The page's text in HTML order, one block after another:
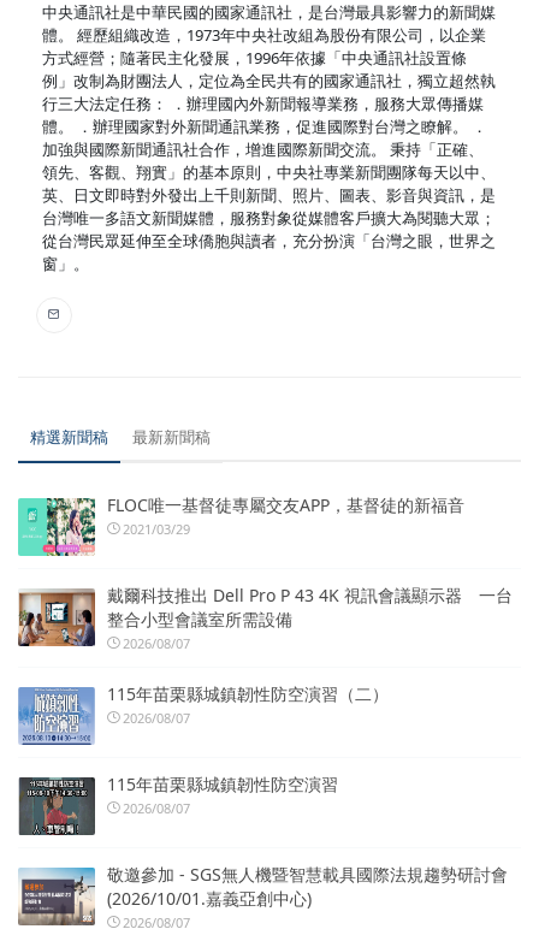
中央通訊社是中華民國的國家通訊社，是台灣最具影響力的新聞媒
體。 經歷組織改造，1973年中央社改組為股份有限公司，以企業
方式經營；隨著民主化發展，1996年依據「中央通訊社設置條
例」改制為財團法人，定位為全民共有的國家通訊社，獨立超然執
行三大法定任務： ．辦理國內外新聞報導業務，服務大眾傳播媒
體。 ．辦理國家對外新聞通訊業務，促進國際對台灣之瞭解。 ．
加強與國際新聞通訊社合作，增進國際新聞交流。 秉持「正確、
領先、客觀、翔實」的基本原則，中央社專業新聞團隊每天以中、
英、日文即時對外發出上千則新聞、照片、圖表、影音與資訊，是
台灣唯一多語文新聞媒體，服務對象從媒體客戶擴大為閱聽大眾；
從台灣民眾延伸至全球僑胞與讀者，充分扮演「台灣之眼，世界之
窗」。
精選新聞稿 最新新聞稿
FLOC唯一基督徒專屬交友APP，基督徒的新福音
2021/03/29
戴爾科技推出 Dell Pro P 43 4K 視訊會議顯示器 一台
整合小型會議室所需設備
2026/08/07
115年苗栗縣城鎮韌性防空演習（二）
2026/08/07
115年苗栗縣城鎮韌性防空演習
2026/08/07
敬邀參加 - SGS無人機暨智慧載具國際法規趨勢研討會
(2026/10/01.嘉義亞創中心)
2026/08/07